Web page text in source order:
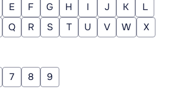
E F G H I J K
L
Q R S T U V W
X
7 8 9